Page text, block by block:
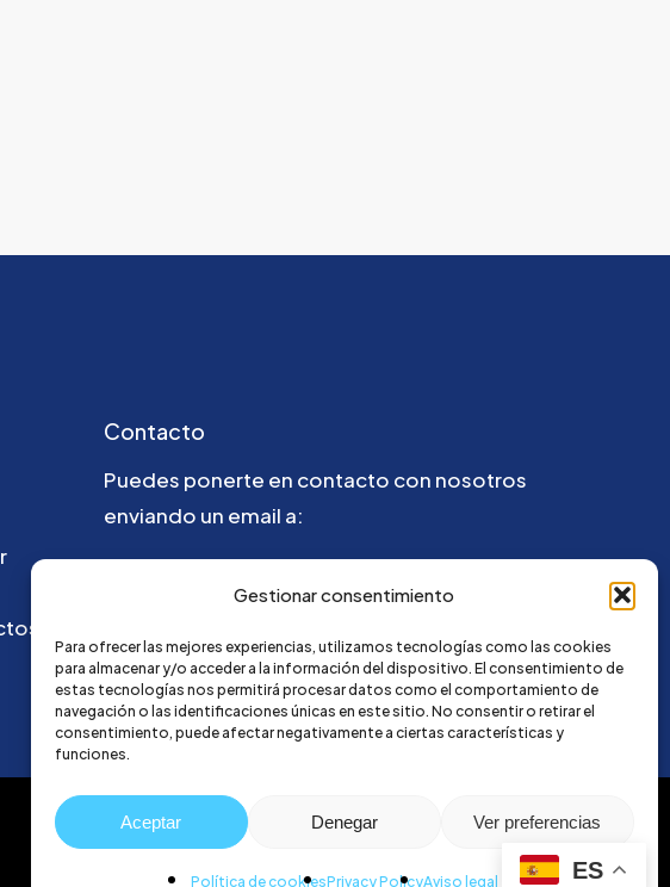
Gestionar consentimiento
Para ofrecer las mejores experiencias, utilizamos tecnologías como las cookies
para almacenar y/o acceder a la información del dispositivo. El consentimiento de
estas tecnologías nos permitirá procesar datos como el comportamiento de
navegación o las identificaciones únicas en este sitio. No consentir o retirar el
consentimiento, puede afectar negativamente a ciertas características y
funciones.
Aceptar Denegar Ver preferencias
Política de cookiesPrivacy PolicyAviso legal
Contacto
Puedes ponerte en contacto con nosotros
enviando un email a:
ES